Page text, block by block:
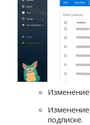
Изменение
Изменение
подписке.